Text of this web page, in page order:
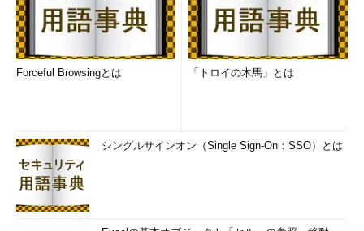
果に再構成する、という考え方となる。
従前とどう異なるかは、データベースを実現する例で考えると
分かりやすいかもしれない。従来型のリレーショナル・データベ
で結びつけ、連携をとって処理していく。1つのトランザクショ
ンの間、一貫性を保つためにロックも必要である。多数のコアが
てんでんバラバラに連絡なく処理できるものではない。ところ
が、クラウド型では、データが冗長だろうが、重複しようが、と
もかく問題を多数に分割して同時に処理できるように配置するの
Forceful Browsingとは 「トロイの木馬」とは
シングルサインオン（Single Sign-On：SSO）とは